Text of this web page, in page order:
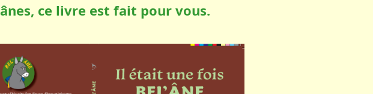
ce livre est fait pour vous.